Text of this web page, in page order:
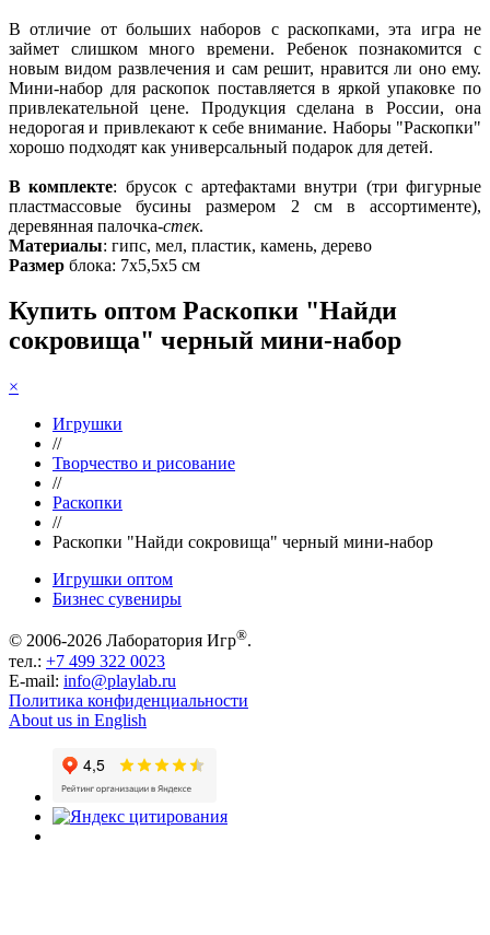
В отличие от больших наборов с раскопками, эта игра не
займет слишком много времени. Ребенок познакомится с
новым видом развлечения и сам решит, нравится ли оно ему.
Мини-набор для раскопок поставляется в яркой упаковке по
привлекательной цене. Продукция сделана в России, она
недорогая и привлекают к себе внимание. Наборы "Раскопки"
хорошо подходят как универсальный подарок для детей.
В комплекте: брусок с артефактами внутри (три фигурные
пластмассовые бусины размером 2 см в ассортименте),
деревянная палочка-стек.
Материалы: гипс, мел, пластик, камень, дерево
Размер блока: 7х5,5х5 см
Купить оптом Раскопки "Найди
сокровища" черный мини-набор
×
Игрушки
//
Творчество и рисование
//
Раскопки
//
Раскопки "Найди сокровища" черный мини-набор
Игрушки оптом
Бизнес сувениры
© 2006-2026 Лаборатория Игр®.
тел.: +7 499 322 0023
E-mail: info@playlab.ru
Политика конфиденциальности
About us in English